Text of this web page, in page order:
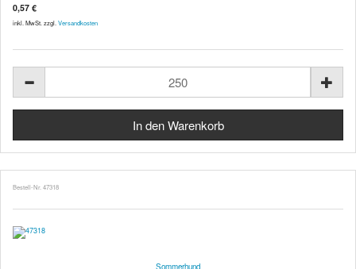
0,57 €
inkl. MwSt. zzgl. Versandkosten
Bestell-Nr. 47318
Sommerhund